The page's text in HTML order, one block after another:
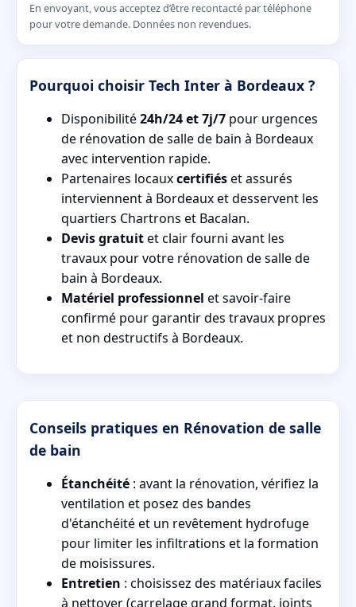
En envoyant, vous acceptez d’être recontacté par téléphone
pour votre demande. Données non revendues.
Pourquoi choisir Tech Inter à Bordeaux ?
Disponibilité24h/24 et 7j/7 pour urgences
de rénovation de salle de bain à Bordeaux
avec intervention rapide.
Partenaires locauxcertifiéset assurés
interviennent à Bordeaux et desservent les
quartiers Chartrons et Bacalan.
Devis gratuitet clair fourni avant les
travaux pour votre rénovation de salle de
bain à Bordeaux.
Matériel professionnel et savoir-faire
confirmé pour garantir des travaux propres
et non destructifs à Bordeaux.
Conseils pratiques en Rénovation de salle
de bain
Étanchéité : avant la rénovation, vérifiez la
ventilation et posez des bandes
d'étanchéité et un revêtement hydrofuge
pour limiter les infiltrations et la formation
de moisissures.
Entretien : choisissez des matériaux faciles
à nettoyer (carrelage grand format, joints